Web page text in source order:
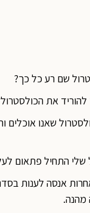
שם רע כל כך?
את
שאנו אוכלים
שלי התחיל פתאום
אנסה לענות